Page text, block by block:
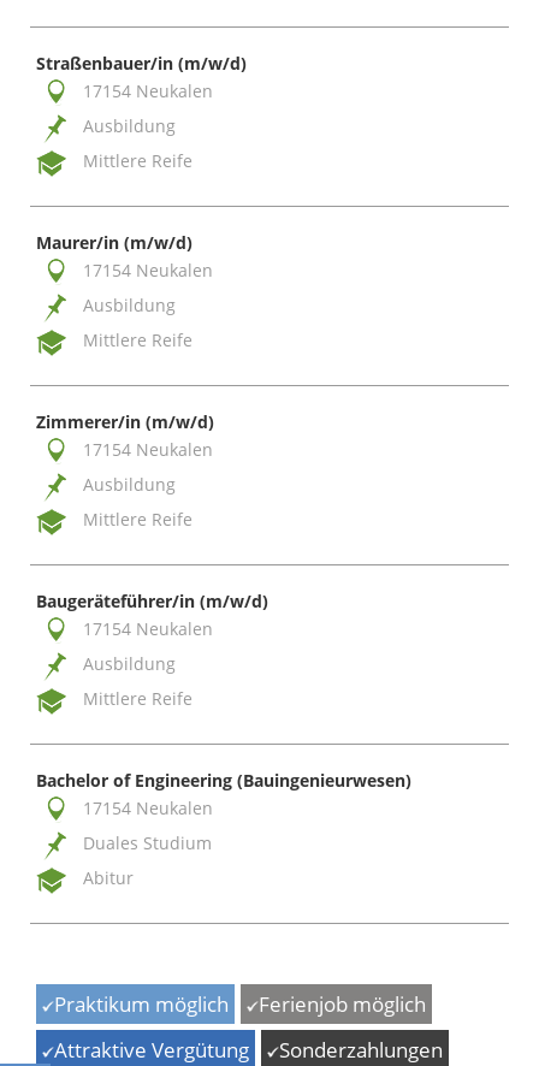
Straßenbauer/in (m/w/d)
17154 Neukalen
Ausbildung
Mittlere Reife
Maurer/in (m/w/d)
17154 Neukalen
Ausbildung
Mittlere Reife
Zimmerer/in (m/w/d)
17154 Neukalen
Ausbildung
Mittlere Reife
Baugeräteführer/in (m/w/d)
17154 Neukalen
Ausbildung
Mittlere Reife
Bachelor of Engineering (Bauingenieurwesen)
17154 Neukalen
Duales Studium
Abitur
Praktikum möglich
Ferienjob möglich
Attraktive Vergütung
Sonderzahlungen